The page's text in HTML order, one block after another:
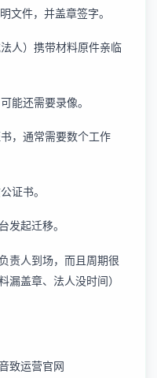
文件，并盖章签字。
人）携带材料原件亲临
能还需要录像。
，通常需要数个工作
证书。
发起迁移。
责人到场，而且周期很
漏盖章、法人没时间）
致运营官网